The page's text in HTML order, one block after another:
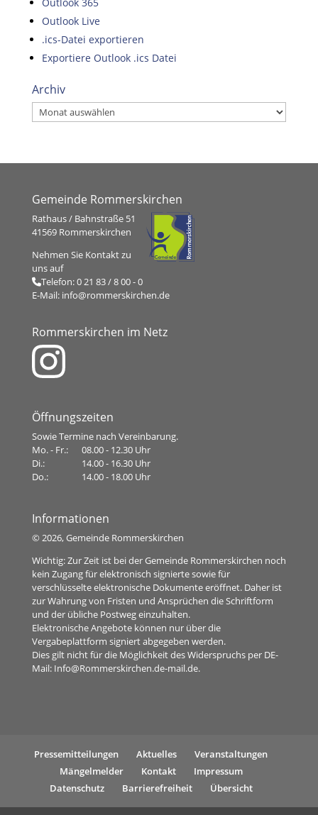
Outlook Live
.ics-Datei exportieren
Exportiere Outlook .ics Datei
Archiv
Archiv
Gemeinde Rommerskirchen
Rathaus / Bahnstraße 51
41569 Rommerskirchen
Nehmen Sie Kontakt zu
uns auf
Telefon:0 21 83 / 8 00 - 0
E-Mail: info@rommerskirchen.de
Rommerskirchen im Netz
Öffnungszeiten
Sowie Termine nach Vereinbarung.
Mo. - Fr.:
08.00 - 12.30 Uhr
Di.:
14.00 - 16.30 Uhr
Do.:
14.00 - 18.00 Uhr
Informationen
© 2026, Gemeinde Rommerskirchen
Wichtig: Zur Zeit ist bei der Gemeinde Rommerskirchen noch
kein Zugang für elektronisch signierte sowie für
verschlüsselte elektronische Dokumente eröffnet. Daher ist
zur Wahrung von Fristen und Ansprüchen die Schriftform
und der übliche Postweg einzuhalten.
Elektronische Angebote können nur über die
Vergabeplattform signiert abgegeben werden.
Dies gilt nicht für die Möglichkeit des Widerspruchs per DE-
Mail: Info@Rommerskirchen.de-mail.de.
Pressemitteilungen Aktuelles
Veranstaltungen
Mängelmelder
Kontakt
Impressum
Datenschutz
Barrierefreiheit Übersicht